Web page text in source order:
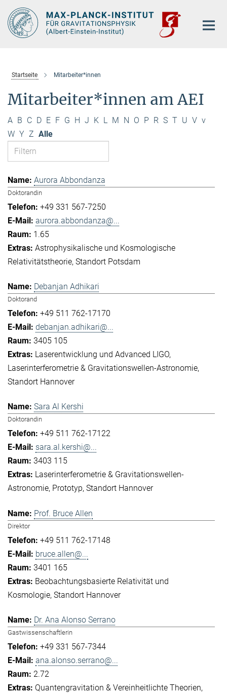
Hauptinhalt
Startseite Mitarbeiter*innen
Mitarbeiter*innen am AEI
A B C D E F G H J K L M N O P R S T U V v
W Y Z Alle
Aurora Abbondanza
Doktorandin
+49 331 567-7250
aurora.abbondanza@...
1.65
Astrophysikalische und Kosmologische
Relativitätstheorie Standort Potsdam
Debanjan Adhikari
Doktorand
+49 511 762-17170
debanjan.adhikari@...
3405 105
Laserentwicklung und Advanced LIGO
Laserinterferometrie & Gravitationswellen-Astronomie
Standort Hannover
Sara Al Kershi
Doktorandin
+49 511 762-17122
sara.al.kershi@...
3403 115
Laserinterferometrie & Gravitationswellen-
Astronomie Prototyp Standort Hannover
Prof. Bruce Allen
Direktor
+49 511 762-17148
bruce.allen@...
3401 165
Beobachtungsbasierte Relativität und
Kosmologie Standort Hannover
Dr. Ana Alonso Serrano
Gastwissenschaftlerin
+49 331 567-7344
ana.alonso.serrano@...
2.72
Quantengravitation & Vereinheitlichte Theorien